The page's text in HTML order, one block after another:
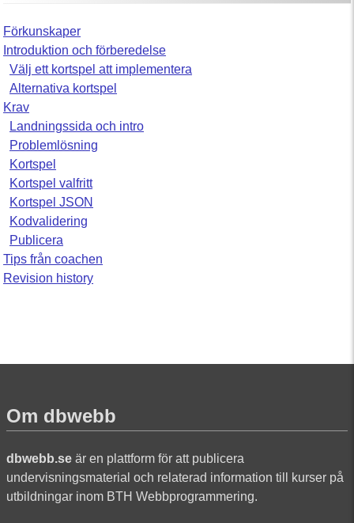
Förkunskaper
Introduktion och förberedelse
Välj ett kortspel att implementera
Alternativa kortspel
Krav
Landningssida och intro
Problemlösning
Kortspel
Kortspel valfritt
Kortspel JSON
Kodvalidering
Publicera
Tips från coachen
Revision history
Om dbwebb
dbwebb.seär en plattform för att publicera
undervisningsmaterial och relaterad information till kurser på
utbildningar inom BTH Webbprogrammering.